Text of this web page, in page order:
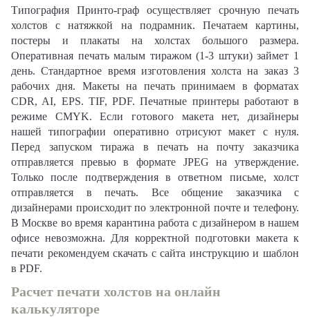
Типография Принто-граф осуществляет срочную печать
холстов с натяжкой на подрамник. Печатаем картины,
постеры и плакаты на холстах большого размера.
Оперативная печать малым тиражом (1-3 штуки) займет 1
день. Стандартное время изготовления холста на заказ 3
рабочих дня. Макеты на печать принимаем в форматах
CDR, AI, EPS. TIF, PDF. Печатные принтеры работают в
режиме CMYK. Если готового макета нет, дизайнеры
нашей типографии оперативно отрисуют макет с нуля.
Перед запуском тиража в печать на почту заказчика
отправляется превью в формате JPEG на утверждение.
Только после подтверждения в ответном письме, холст
отправляется в печать. Все общение заказчика с
дизайнерами происходит по электронной почте и телефону.
В Москве во время карантина работа с дизайнером в нашем
офисе невозможна. Для корректной подготовки макета к
печати рекомендуем скачать с сайта инструкцию и шаблон
в PDF.
Расчет печати холстов на онлайн
калькуляторе